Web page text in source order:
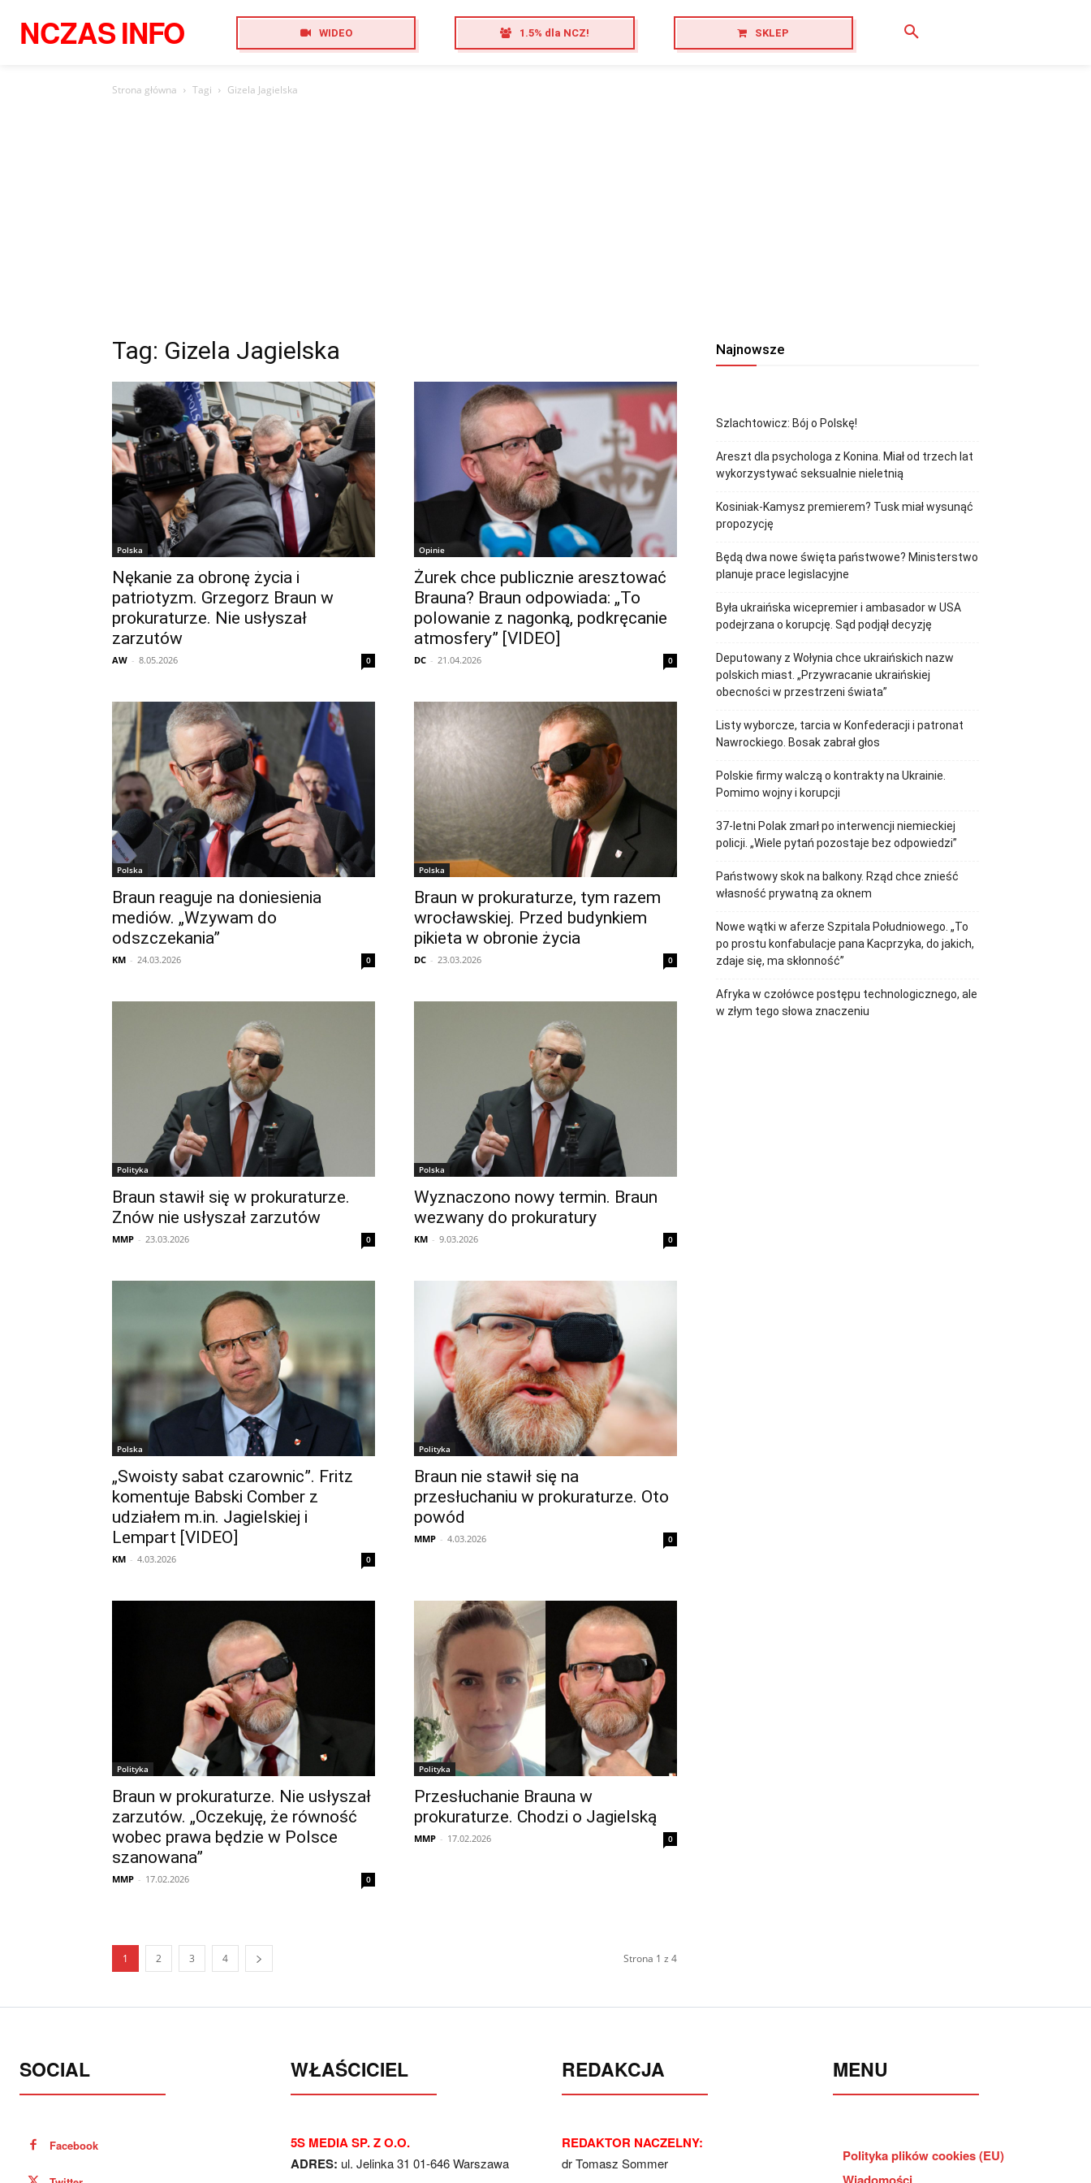
NCZASINFO WIDEO 1.5% dla NCZ! SKLEP
Strona główna Tagi Gizela Jagielska
Tag: Gizela Jagielska
Polska
Nękanie za obronę życia i
patriotyzm. Grzegorz Braun w
prokuraturze. Nie usłyszał
zarzutów
AW - 8.05.2026 0
Opinie
Żurek chce publicznie aresztować
Brauna? Braun odpowiada: „To
polowanie z nagonką, podkręcanie
atmosfery” [VIDEO]
DC - 21.04.2026 0
Polska
Braun reaguje na doniesienia
mediów. „Wzywam do
odszczekania”
KM - 24.03.2026 0
Polska
Braun w prokuraturze, tym razem
wrocławskiej. Przed budynkiem
pikieta w obronie życia
DC - 23.03.2026 0
Polityka
Braun stawił się w prokuraturze.
Znów nie usłyszał zarzutów
MMP - 23.03.2026 0
Polska
Wyznaczono nowy termin. Braun
wezwany do prokuratury
KM - 9.03.2026 0
Polska
„Swoisty sabat czarownic”. Fritz
komentuje Babski Comber z
udziałem m.in. Jagielskiej i
Lempart [VIDEO]
KM - 4.03.2026 0
Polityka
Braun nie stawił się na
przesłuchaniu w prokuraturze. Oto
powód
MMP - 4.03.2026 0
Polityka
Braun w prokuraturze. Nie usłyszał
zarzutów. „Oczekuję, że równość
wobec prawa będzie w Polsce
szanowana”
MMP - 17.02.2026 0
Polityka
Przesłuchanie Brauna w
prokuraturze. Chodzi o Jagielską
MMP - 17.02.2026 0
1 2 3 4 Strona 1 z 4
Najnowsze
Szlachtowicz: Bój o Polskę!
Areszt dla psychologa z Konina. Miał od trzech lat
wykorzystywać seksualnie nieletnią
Kosiniak-Kamysz premierem? Tusk miał wysunąć
propozycję
Będą dwa nowe święta państwowe? Ministerstwo
planuje prace legislacyjne
Była ukraińska wicepremier i ambasador w USA
podejrzana o korupcję. Sąd podjął decyzję
Deputowany z Wołynia chce ukraińskich nazw
polskich miast. „Przywracanie ukraińskiej
obecności w przestrzeni świata”
Listy wyborcze, tarcia w Konfederacji i patronat
Nawrockiego. Bosak zabrał głos
Polskie firmy walczą o kontrakty na Ukrainie.
Pomimo wojny i korupcji
37-letni Polak zmarł po interwencji niemieckiej
policji. „Wiele pytań pozostaje bez odpowiedzi”
Państwowy skok na balkony. Rząd chce znieść
własność prywatną za oknem
Nowe wątki w aferze Szpitala Południowego. „To
po prostu konfabulacje pana Kacprzyka, do jakich,
zdaje się, ma skłonność”
Afryka w czołówce postępu technologicznego, ale
w złym tego słowa znaczeniu
SOCIAL
Facebook
WŁAŚCICIEL
5S MEDIA SP. Z O.O.
ADRES: ul. Jelinka 31 01-646 Warszawa
REDAKCJA
REDAKTOR NACZELNY:
dr Tomasz Sommer
MENU
Polityka plików cookies (EU)